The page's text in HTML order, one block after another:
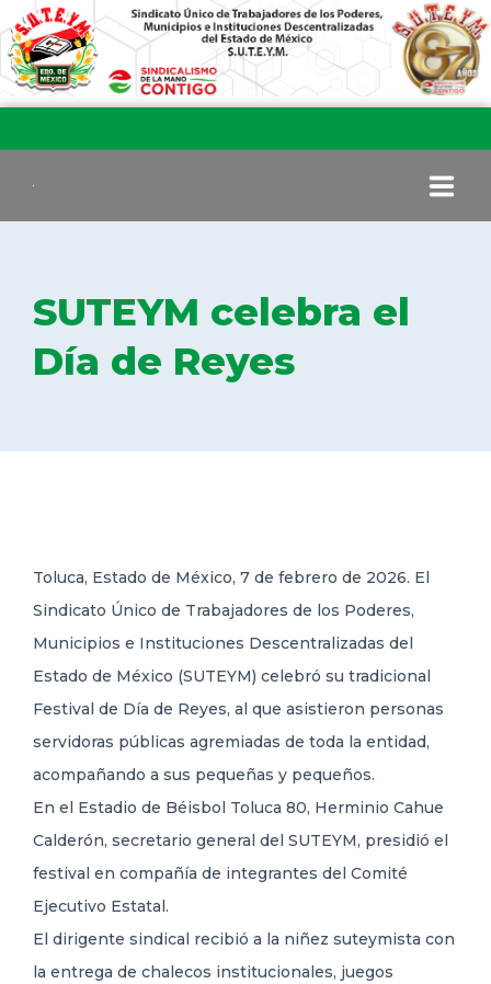
COMITÉ EJECUTIVO
COORDINADORES
TRANSPARENCIA
SUTEYM celebra el
Día de Reyes
Toluca, Estado de México, 7 de febrero de 2026. El
Sindicato Único de Trabajadores de los Poderes,
Municipios e Instituciones Descentralizadas del
Estado de México (SUTEYM) celebró su tradicional
Festival de Día de Reyes, al que asistieron personas
servidoras públicas agremiadas de toda la entidad,
acompañando a sus pequeñas y pequeños.
En el Estadio de Béisbol Toluca 80, Herminio Cahue
Calderón, secretario general del SUTEYM, presidió el
festival en compañía de integrantes del Comité
Ejecutivo Estatal.
El dirigente sindical recibió a la niñez suteymista con
la entrega de chalecos institucionales, juegos